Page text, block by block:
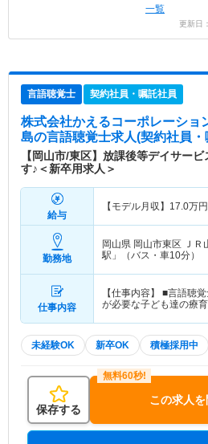
一覧
更新日
言語聴覚士 契約社員・嘱託社員
株式会社かえるコーポレーショ
島の言語聴覚士求人(契約社員・
【岡山市/東区】放課後等デイサー
す♪＜新卒用求人＞
給与
【モデル月収】 17.0万
勤務地
岡山県 岡山市東区 ＪＲ
駅」（バス・車10分）
仕事内容
【仕事内容】 ■言語聴
が必要な子ども達の療
未経験OK 新卒OK 積極採用中
保存する
この求人